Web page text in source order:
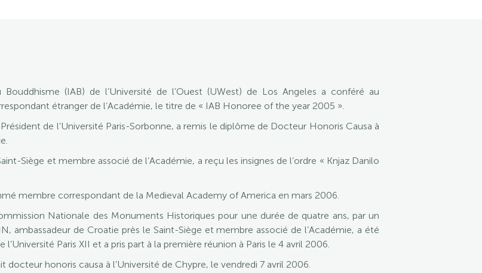
(IAB) de l’Université de l’Ouest (UWest) de Los Angeles a conféré au
étranger de l’Académie, le titre de « IAB Honoree of the year 2005 ».
de l’Université Paris-Sorbonne, a remis le diplôme de Docteur Honoris Causa à
Siège et membre associé de l’Académie, a reçu les insignes de l’ordre « Knjaz Danilo
membre correspondant de la Medieval Academy of America en mars 2006.
Nationale des Monuments Historiques pour une durée de quatre ans, par un
ambassadeur de Croatie près le Saint-Siège et membre associé de l’Académie, a été
Paris XII et a pris part à la première réunion à Paris le 4 avril 2006.
docteur honoris causa à l’Université de Chypre, le vendredi 7 avril 2006.